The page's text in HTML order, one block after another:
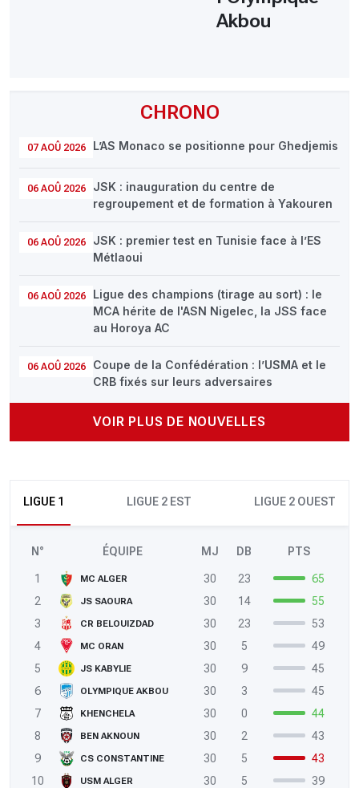
CHRONO
07 AOÛ 2026 L’AS Monaco se positionne pour Ghedjemis
06 AOÛ 2026
JSK : inauguration du centre de
regroupement et de formation à Yakouren
06 AOÛ 2026
JSK : premier test en Tunisie face à l’ES
Métlaoui
06 AOÛ 2026
Ligue des champions (tirage au sort) : le
MCA hérite de l'ASN Nigelec, la JSS face
au Horoya AC
06 AOÛ 2026
Coupe de la Confédération : l’USMA et le
CRB fixés sur leurs adversaires
VOIR PLUS DE NOUVELLES
LIGUE 1 LIGUE 2 EST LIGUE 2 OUEST
N° ÉQUIPE MJ DB PTS
1 MC ALGER 30 23
65
2
JS SAOURA 30 14
55
3
CR BELOUIZDAD 30 23
53
4
MC ORAN 30 5
49
5
JS KABYLIE 30 9
45
6
OLYMPIQUE AKBOU 30 3
45
7
KHENCHELA 30 0
44
8
BEN AKNOUN 30 2
43
9
CS CONSTANTINE 30 5
43
10
USM ALGER 30 5
39
Akbou